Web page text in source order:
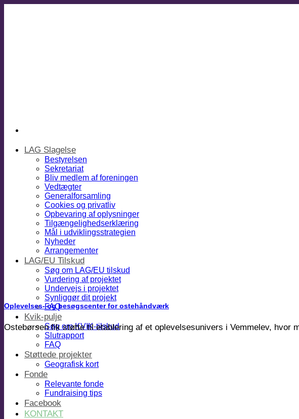
LAG Slagelse
Bestyrelsen
Sekretariat
Bliv medlem af foreningen
Vedtægter
Generalforsamling
Cookies og privatliv
Opbevaring af oplysninger
Tilgængelighedserklæring
Mål i udviklingsstrategien
Nyheder
Arrangementer
LAG/EU Tilskud
Søg om LAG/EU tilskud
Vurdering af projektet
Undervejs i projektet
Synliggør dit projekt
FAQ
Kvik-pulje
Søg om KVIK-tilskud
Slutrapport
FAQ
Støttede projekter
Geografisk kort
Fonde
Relevante fonde
Fundraising tips
Facebook
KONTAKT
Oplevelses- og besøgscenter for ostehåndværk
Ostebørsen fik støtte til etablering af et oplevelsesunivers i Vemmelev, hvor